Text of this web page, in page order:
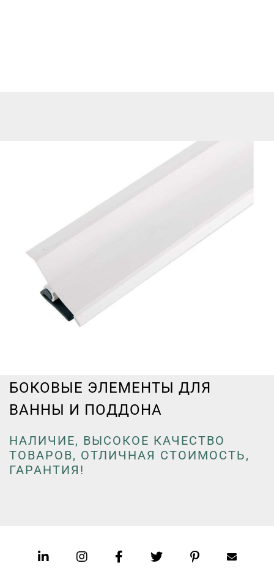
БОКОВЫЕ ЭЛЕМЕНТЫ ДЛЯ
ВАННЫ И ПОДДОНА
НАЛИЧИЕ, ВЫСОКОЕ КАЧЕСТВО
ТОВАРОВ, ОТЛИЧНАЯ СТОИМОСТЬ,
ГАРАНТИЯ!